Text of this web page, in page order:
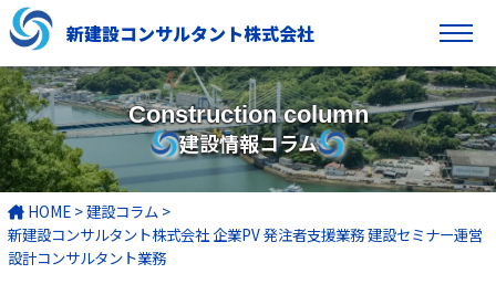
新建設コンサルタント株式会社
Construction column
建設情報コラム
HOME >建設コラム >
新建設コンサルタント株式会社 企業PV 発注者支援業務 建設セミナー運営
設計コンサルタント業務